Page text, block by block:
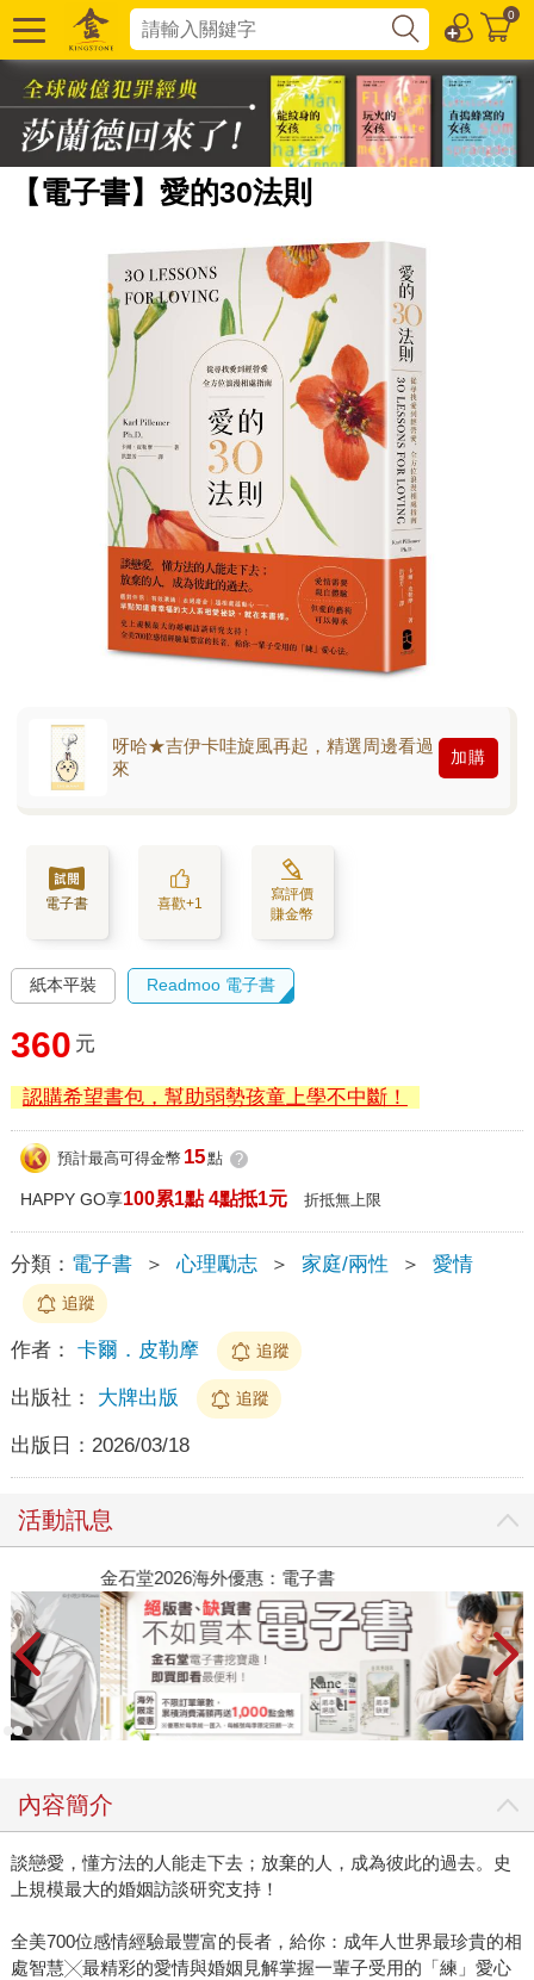
0
【電子書】愛的30法則
呀哈★吉伊卡哇旋風再起，精選周邊看過
來
加購
電子書 喜歡+1
寫評價
賺金幣
紙本平裝 Readmoo 電子書
360 元
認購希望書包，幫助弱勢孩童上學不中斷！
預計最高可得金幣 15點 ?
HAPPY GO享100累1點 4點抵1元 折抵無上限
分類： 電子書 ＞ 心理勵志 ＞ 家庭/兩性 ＞ 愛情
追蹤
作者： 卡爾．皮勒摩 追蹤
出版社： 大牌出版 追蹤
出版日： 2026/03/18
活動訊息
金石堂2026海外優惠：電子書
內容簡介
談戀愛，懂方法的人能走下去；放棄的人，成為彼此的過去。史
上規模最大的婚姻訪談研究支持！
全美700位感情經驗最豐富的長者，給你：成年人世界最珍貴的相
處智慧╳最精彩的愛情與婚姻見解掌握一輩子受用的「練」愛心